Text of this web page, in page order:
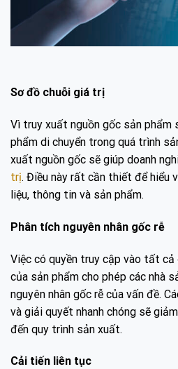
Sơ đồ chuỗi giá trị
Vì truy xuất nguồn gốc sản phẩm
phẩm di chuyển trong quá trình
xuất nguồn gốc sẽ giúp doanh
trị. Điều này rất cần thiết để hiểu
liệu, thông tin và sản phẩm.
Phân tích nguyên nhân gốc rễ
Việc có quyền truy cập vào tất
của sản phẩm cho phép các nhà
nguyên nhân gốc rễ của vấn đề.
và giải quyết nhanh chóng sẽ
đến quy trình sản xuất.
Cải tiến liên tục